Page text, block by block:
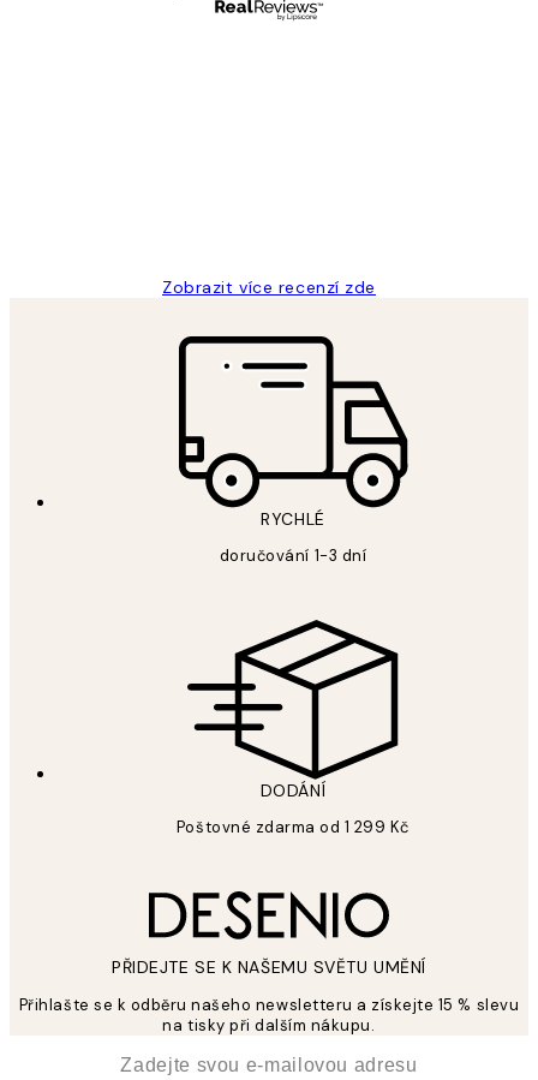
Zobrazit více recenzí zde
RYCHLÉ
doručování 1-3 dní
DODÁNÍ
Poštovné zdarma od 1 299 Kč
PŘIDEJTE SE K NAŠEMU SVĚTU UMĚNÍ
Přihlašte se k odběru našeho newsletteru a získejte 15 % slevu
na tisky při dalším nákupu.